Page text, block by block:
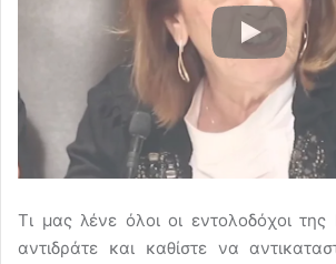
Τι μας λένε όλοι οι εντολοδόχοι
αντιδράτε και καθίστε να